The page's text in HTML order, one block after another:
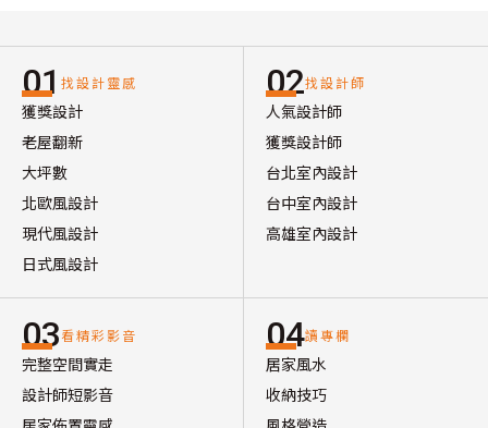
01 找設計靈感
獲獎設計
老屋翻新
大坪數
北歐風設計
現代風設計
日式風設計
02找設計師
人氣設計師
獲獎設計師
台北室內設計
台中室內設計
高雄室內設計
03看精彩影音
完整空間實走
設計師短影音
04讀專欄
居家風水
收納技巧